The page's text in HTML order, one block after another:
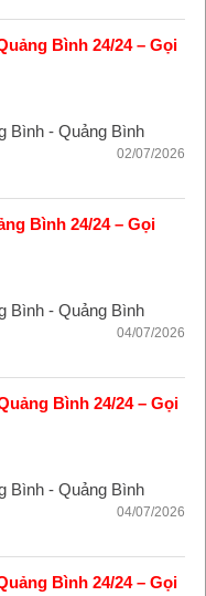
Bình 24/24 – Gọi
Bình - Quảng Bình
02/07/2026
Bình 24/24 – Gọi
Bình - Quảng Bình
04/07/2026
Bình 24/24 – Gọi
Bình - Quảng Bình
04/07/2026
Bình 24/24 – Gọi